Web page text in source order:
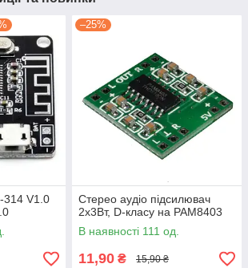
314 V1.0
–25%
Стерео аудіо підсилювач
2х3Вт, D-класу на PAM8403
В наявності 111 од.
11,90 ₴ 15,90 ₴